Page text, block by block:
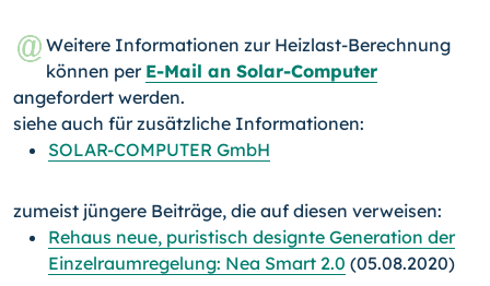
Weitere Informationen zur Heizlast-Berechnung
können per E-Mail an Solar-Computer
angefordert werden.
siehe auch für zusätzliche Informationen:
SOLAR-COMPUTER GmbH
zumeist jüngere Beiträge, die auf diesen verweisen:
Rehaus neue, puristisch designte Generation der
Einzelraumregelung: Nea Smart 2.0 (05.08.2020)